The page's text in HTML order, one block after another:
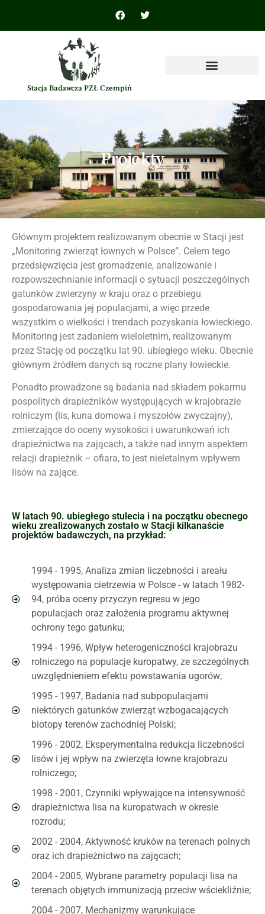
Stacja Badawcza PZŁ Czempiń
Projekty
Głównym projektem realizowanym obecnie w Stacji jest
„Monitoring zwierząt łownych w Polsce”. Celem tego
przedsięwzięcia jest gromadzenie, analizowanie i
rozpowszechnianie informacji o sytuacji poszczególnych
gatunków zwierzyny w kraju oraz o przebiegu
gospodarowania jej populacjami, a więc przede
wszystkim o wielkości i trendach pozyskania łowieckiego.
Monitoring jest zadaniem wieloletnim, realizowanym
przez Stację od początku lat 90. ubiegłego wieku. Obecnie
głównym źródłem danych są roczne plany łowieckie.
Ponadto prowadzone są badania nad składem pokarmu
pospolitych drapieżników występujących w krajobrazie
rolniczym (lis, kuna domowa i myszołów zwyczajny),
zmierzające do oceny wysokości i uwarunkowań ich
drapieżnictwa na zającach, a także nad innym aspektem
relacji drapieżnik – ofiara, to jest nieletalnym wpływem
lisów na zające.
W latach 90. ubiegłego stulecia i na początku obecnego
wieku zrealizowanych zostało w Stacji kilkanaście
projektów badawczych, na przykład:
1994 - 1995, Analiza zmian liczebności i areału
występowania cietrzewia w Polsce - w latach 1982-
94, próba oceny przyczyn regresu w jego
populacjach oraz założenia programu aktywnej
ochrony tego gatunku;
1994 - 1996, Wpływ heterogeniczności krajobrazu
rolniczego na populacje kuropatwy, ze szczególnych
uwzględnieniem efektu powstawania ugorów;
1995 - 1997, Badania nad subpopulacjami
niektórych gatunków zwierząt wzbogacających
biotopy terenów zachodniej Polski;
1996 - 2002, Eksperymentalna redukcja liczebności
lisów i jej wpływ na zwierzęta łowne krajobrazu
rolniczego;
1998 - 2001, Czynniki wpływające na intensywność
drapieżnictwa lisa na kuropatwach w okresie
rozrodu;
2002 - 2004, Aktywność kruków na terenach polnych
oraz ich drapieżnictwo na zającach;
2004 - 2005, Wybrane parametry populacji lisa na
terenach objętych immunizacją przeciw wściekliźnie;
2004 - 2007, Mechanizmy warunkujące